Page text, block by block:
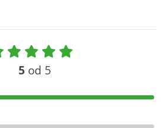
5 od 5